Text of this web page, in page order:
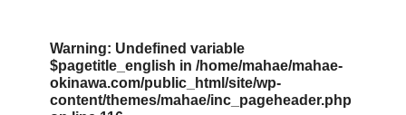
Warning: Undefined variable
$pagetitle_english in /home/mahae/mahae-
okinawa.com/public_html/site/wp-
content/themes/mahae/inc_pageheader.php